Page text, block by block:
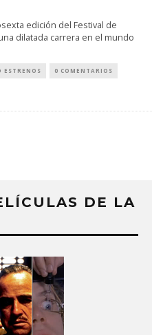
edición del Festival de
dilatada carrera en el mundo
ESTRENOS 0 COMENTARIOS
DE LA